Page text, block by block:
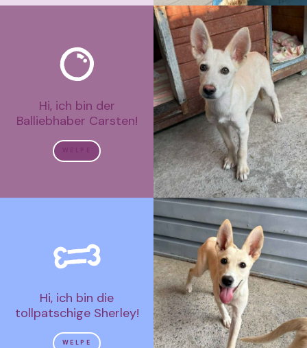
Hi, ich bin der
Balliebhaber Carsten!
Hi, ich bin die
tollpatschige Sherley!
WELPE